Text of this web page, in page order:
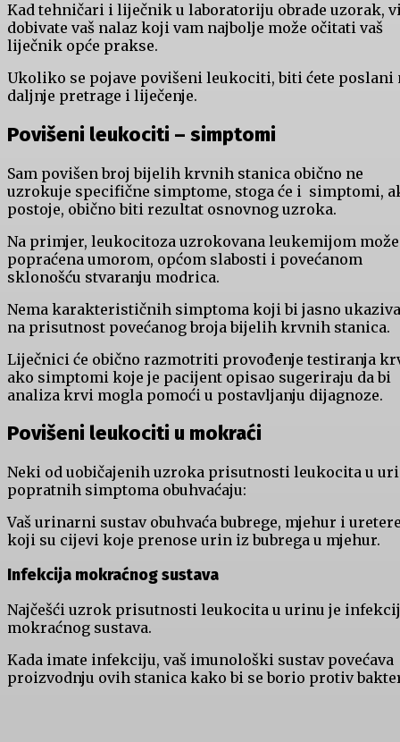
Kad tehničari i liječnik u laboratoriju obrade uzorak,
dobivate vaš nalaz koji vam najbolje može očitati vaš
liječnik opće prakse.
Ukoliko se pojave povišeni leukociti, biti ćete poslani
daljnje pretrage i liječenje.
Povišeni leukociti – simptomi
Sam povišen broj bijelih krvnih stanica obično ne
uzrokuje specifične simptome, stoga će i simptomi,
postoje, obično biti rezultat osnovnog uzroka.
Na primjer, leukocitoza uzrokovana leukemijom
popraćena umorom, općom slabosti i povećanom
sklonošću stvaranju modrica.
Nema karakterističnih simptoma koji bi jasno
na prisutnost povećanog broja bijelih krvnih stanica.
Liječnici će obično razmotriti provođenje testiranja
ako simptomi koje je pacijent opisao sugeriraju da bi
analiza krvi mogla pomoći u postavljanju dijagnoze.
Povišeni leukociti u mokraći
Neki od uobičajenih uzroka prisutnosti leukocita u
popratnih simptoma obuhvaćaju:
Vaš urinarni sustav obuhvaća bubrege, mjehur i
koji su cijevi koje prenose urin iz bubrega u mjehur.
Infekcija mokraćnog sustava
Najčešći uzrok prisutnosti leukocita u urinu je
mokraćnog sustava.
Kada imate infekciju, vaš imunološki sustav povećava
proizvodnju ovih stanica kako bi se borio protiv